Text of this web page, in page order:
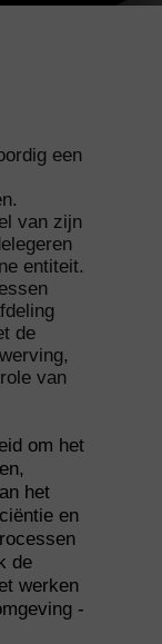
een
van zijn
entiteit.
de
van
om het
het
en
de
werken
-